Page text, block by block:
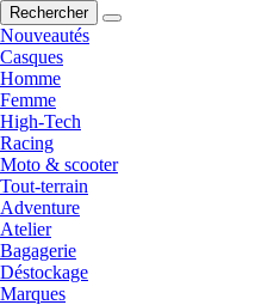
Rechercher
Nouveautés
Casques
Homme
Femme
High-Tech
Racing
Moto & scooter
Tout-terrain
Adventure
Atelier
Bagagerie
Déstockage
Marques